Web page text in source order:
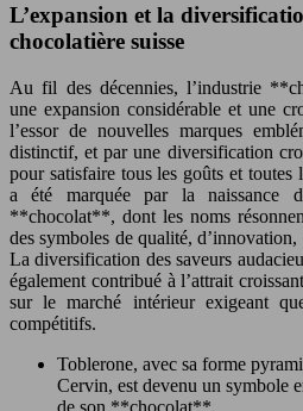
L’expansion et la
chocolatière suisse
Au fil des décennies, l’industrie
une expansion considérable et une
l’essor de nouvelles marques
distinctif, et par une diversification
pour satisfaire tous les goûts et toutes
a été marquée par la naissance
**chocolat**, dont les noms
des symboles de qualité,
La diversification des saveurs
également contribué à l’attrait
sur le marché intérieur exigeant
compétitifs.
Toblerone, avec sa forme
Cervin, est devenu un symbole
de son **chocolat**.